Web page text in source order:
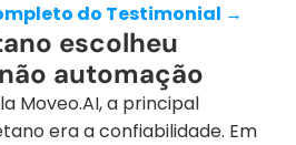
do Testimonial ‭→
escolheu
automação
Moveo.AI, a principal
era a confiabilidade. Em